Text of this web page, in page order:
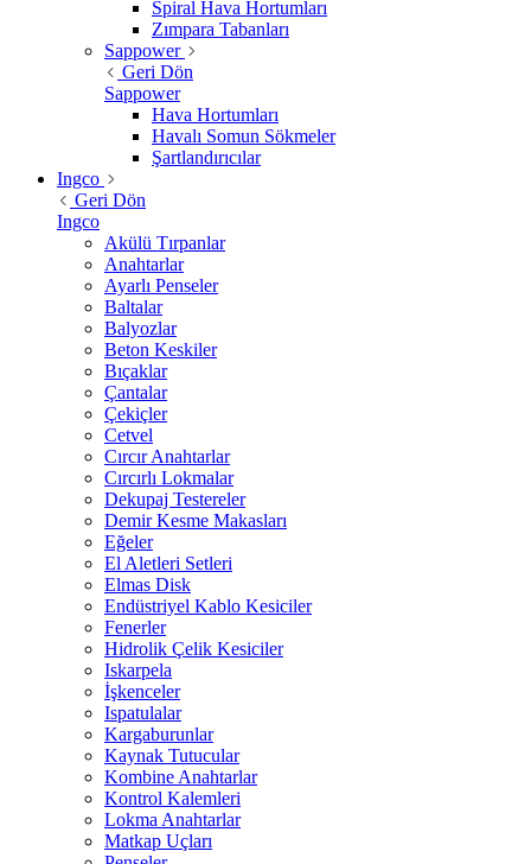
Spiral Hava Hortumları
Zımpara Tabanları
Sappower
Geri Dön
Sappower
Hava Hortumları
Havalı Somun Sökmeler
Şartlandırıcılar
Ingco
Geri Dön
Ingco
Akülü Tırpanlar
Anahtarlar
Ayarlı Penseler
Baltalar
Balyozlar
Beton Keskiler
Bıçaklar
Çantalar
Çekiçler
Cetvel
Cırcır Anahtarlar
Cırcırlı Lokmalar
Dekupaj Testereler
Demir Kesme Makasları
Eğeler
El Aletleri Setleri
Elmas Disk
Endüstriyel Kablo Kesiciler
Fenerler
Hidrolik Çelik Kesiciler
Iskarpela
İşkenceler
Ispatulalar
Kargaburunlar
Kaynak Tutucular
Kombine Anahtarlar
Kontrol Kalemleri
Lokma Anahtarlar
Matkap Uçları